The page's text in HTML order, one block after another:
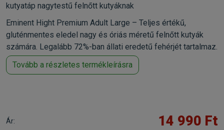
kutyatáp nagytestű felnőtt kutyáknak
Eminent Hight Premium Adult Large – Teljes értékű,
gluténmentes eledel nagy és óriás méretű felnőtt kutyák
számára. Legalább 72%-ban állati eredetű fehérjét tartalmaz.
Tovább a részletes termékleírásra
Ár: 14 990 Ft